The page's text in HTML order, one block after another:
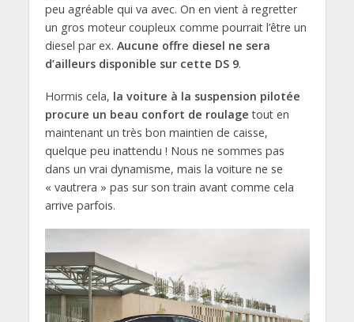
peu agréable qui va avec. On en vient à regretter
un gros moteur coupleux comme pourrait l’être un
diesel par ex. Aucune offre diesel ne sera
d’ailleurs disponible sur cette DS 9.
Hormis cela, la voiture à la suspension pilotée
procure un beau confort de roulage tout en
maintenant un très bon maintien de caisse,
quelque peu inattendu ! Nous ne sommes pas
dans un vrai dynamisme, mais la voiture ne se
« vautrera » pas sur son train avant comme cela
arrive parfois.